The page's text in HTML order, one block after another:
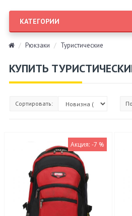
КАТЕГОРИИ
Рюкзаки Туристические
КУПИТЬ
Сортировать:
Акция: -7 %